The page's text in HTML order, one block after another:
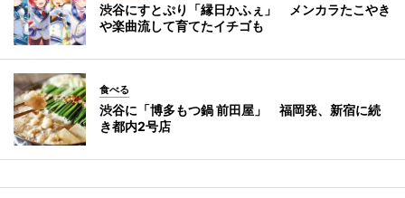
渋谷にすとぷり「縁日かふぇ」 メンカラたこやき
や楽曲流して育てたイチゴも
食べる
渋谷に「博多もつ鍋 前田屋」 福岡発、新宿に続
き都内2号店